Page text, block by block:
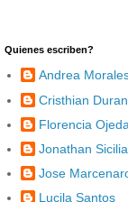
Quienes escriben?
Andrea
Cristhian Duran
Florencia Ojeda
Jonathan
Jose
Lucila Santos